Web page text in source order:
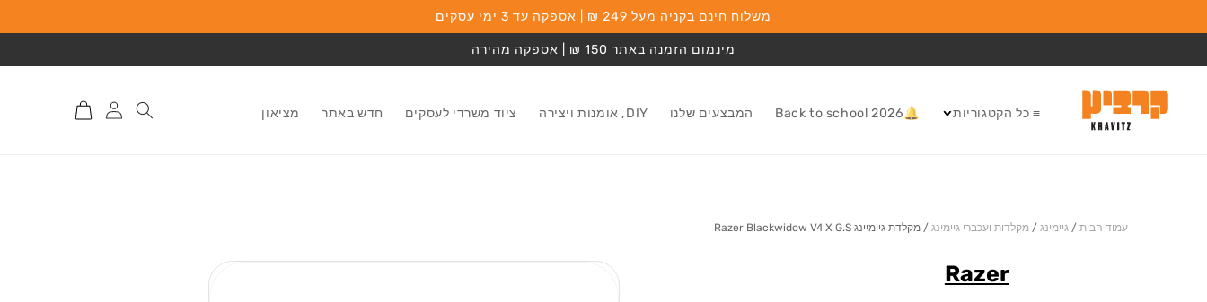
משלוח חינם בקניה מעל 249 ₪ | אספקה עד 3 ימי עסקים
מינמום הזמנה באתר 150 ₪ | אספקה מהירה
≡ כל הקטגוריות 🔔Back to school 2026 המבצעים שלנו DIY, אומנות ויצירה ציוד משרדי לעסקים חדש באתר מציאון
התחברות
לאתר
סל
קניות
עמוד הבית / גיימינג / מקלדות ועכברי גיימינג / מקלדת גיימיינג Razer Blackwidow V4 X G.S
Razer
מעבר למידע על